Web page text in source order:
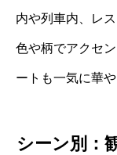
内や列車内、レ
色や柄でアクセ
ートも一気に華や
シーン別：